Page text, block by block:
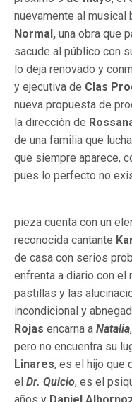
nuevamente al musical
Normal, una obra que
sacude al público con
lo deja renovado y
y ejecutiva de Clas
nueva propuesta de
la dirección de
de una familia que
que siempre aparece,
pues lo perfecto no
pieza cuenta con un
reconocida cantante
de casa con serios
enfrenta a diario con el
pastillas y las
incondicional y
Rojas encarna a Natalia
pero no encuentra su
Linares, es el hijo que
el Dr. Quicio, es el